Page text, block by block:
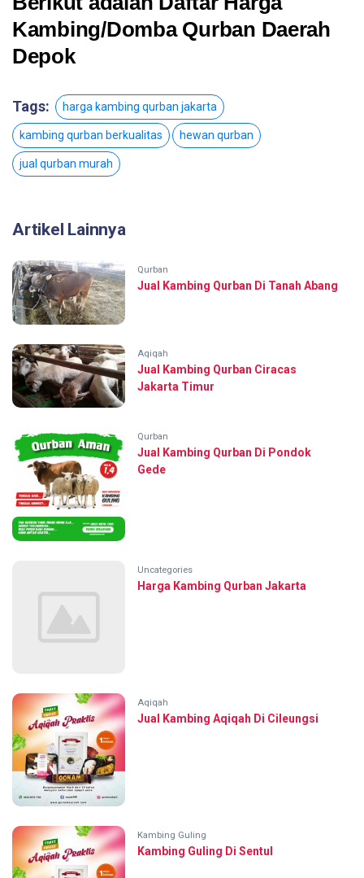
Kambing/Domba Qurban Daerah
Depok
Tags: harga kambing qurban jakarta
kambing qurban berkualitas hewan qurban
jual qurban murah
Artikel Lainnya
Qurban
Jual Kambing Qurban Di Tanah Abang
Aqiqah
Jual Kambing Qurban Ciracas
Jakarta Timur
Qurban
Jual Kambing Qurban Di Pondok
Gede
Uncategories
Harga Kambing Qurban Jakarta
Aqiqah
Jual Kambing Aqiqah Di Cileungsi
Kambing Guling
Kambing Guling Di Sentul